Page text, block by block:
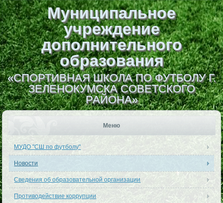
Муниципальное
учреждение
дополнительного
образования
«СПОРТИВНАЯ ШКОЛА ПО ФУТБОЛУ Г.
ЗЕЛЕНОКУМСКА СОВЕТСКОГО
РАЙОНА»
Меню
МУДО "СШ по футболу"
Новости
Сведения об образовательной организации
Противодействие коррупции